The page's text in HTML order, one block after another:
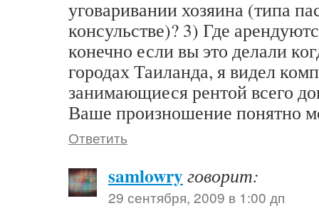
уговаривании хозяина (типа
консульстве)? 3) Где
конечно если вы это делали
городах Таиланда, я видел
занимающиеся рентой всего
Ваше произношение понятно
Ответить
samlowryговорит:
29 сентября, 2009 в 1:00 дп